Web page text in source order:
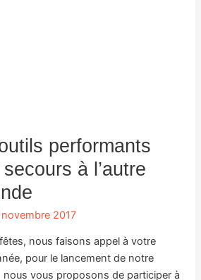
performants
à l’autre
2017
nous faisons appel à votre
pour le lancement de notre
vous proposons de participer à